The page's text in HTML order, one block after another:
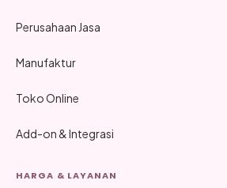
Perusahaan Jasa
Manufaktur
Toko Online
Add-on & Integrasi
HARGA & LAYANAN